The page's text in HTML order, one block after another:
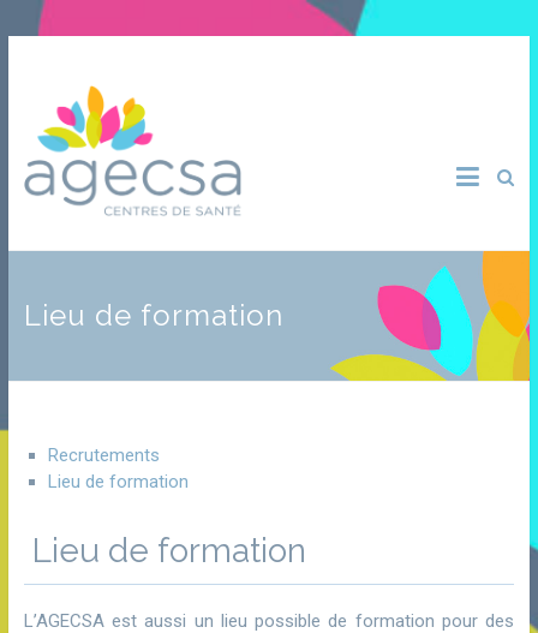
Lieu de formation
Recrutements
Lieu de formation
Lieu de formation
L’AGECSA est aussi un lieu possible de formation pour des